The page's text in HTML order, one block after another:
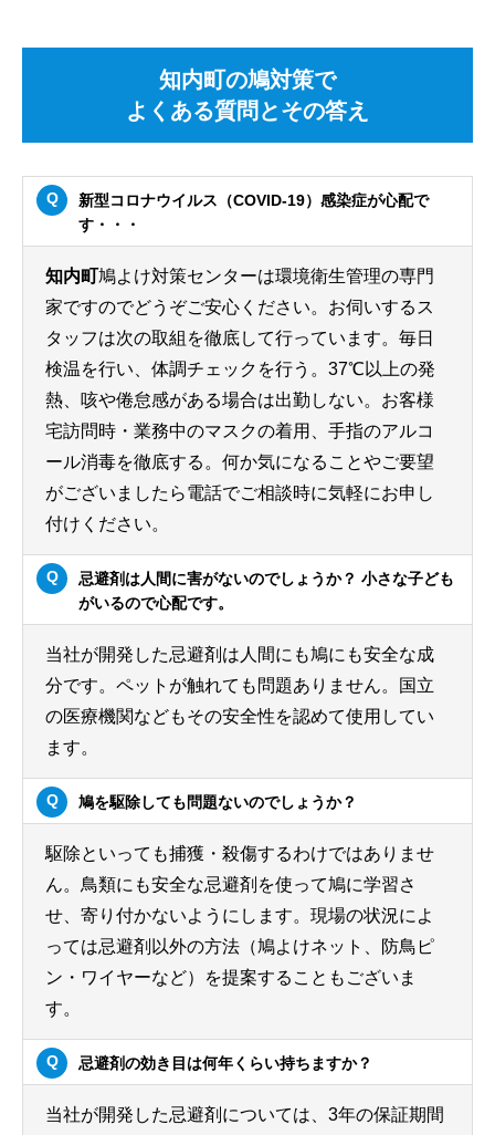
知内町の鳩対策で
よくある質問とその答え
新型コロナウイルス（COVID-19）感染症が心配で
す・・・
知内町鳩よけ対策センターは環境衛生管理の専門
家ですのでどうぞご安心ください。お伺いするス
タッフは次の取組を徹底して行っています。毎日
検温を行い、体調チェックを行う。37℃以上の発
熱、咳や倦怠感がある場合は出勤しない。お客様
宅訪問時・業務中のマスクの着用、手指のアルコ
ール消毒を徹底する。何か気になることやご要望
がございましたら電話でご相談時に気軽にお申し
付けください。
忌避剤は人間に害がないのでしょうか？ 小さな子ども
がいるので心配です。
当社が開発した忌避剤は人間にも鳩にも安全な成
分です。ペットが触れても問題ありません。国立
の医療機関などもその安全性を認めて使用してい
ます。
鳩を駆除しても問題ないのでしょうか？
駆除といっても捕獲・殺傷するわけではありませ
ん。鳥類にも安全な忌避剤を使って鳩に学習さ
せ、寄り付かないようにします。現場の状況によ
っては忌避剤以外の方法（鳩よけネット、防鳥ピ
ン・ワイヤーなど）を提案することもございま
す。
忌避剤の効き目は何年くらい持ちますか？
当社が開発した忌避剤については、3年の保証期間